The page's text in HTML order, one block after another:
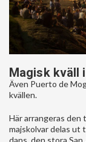
Magisk kväll
Även Puerto de
kvällen.
Här arrangeras den
majskolvar delas ut
dans, den stora